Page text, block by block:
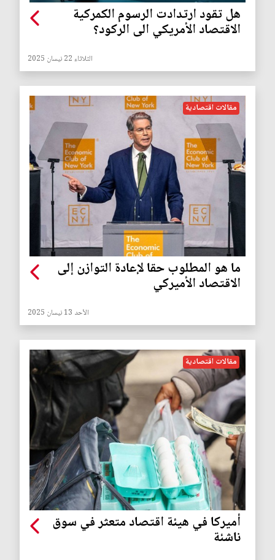
هل تقود ارتدادت الرسوم الكمركية
الاقتصاد الأمريكي الى الركود؟
الثلاثاء 22 نيسان 2025
مقالات اقتصادية
ما هو المطلوب حقا لإعادة التوازن إلى
الاقتصاد الأميركي
الأحد 13 نيسان 2025
مقالات اقتصادية
أميركا في هيئة اقتصاد متعثر في سوق
ناشئة